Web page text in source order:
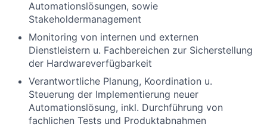
Automationslösungen, sowie
Stakeholdermanagement
Monitoring von internen und externen
Dienstleistern u. Fachbereichen zur Sicherstellung
der Hardwareverfügbarkeit
Verantwortliche Planung, Koordination u.
Steuerung der Implementierung neuer
Automationslösung, inkl. Durchführung von
fachlichen Tests und Produktabnahmen